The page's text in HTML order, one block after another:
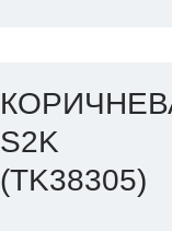
S2K
(TK38305)